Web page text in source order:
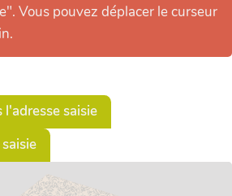
Vous pouvez déplacer le curseur
l'adresse saisie